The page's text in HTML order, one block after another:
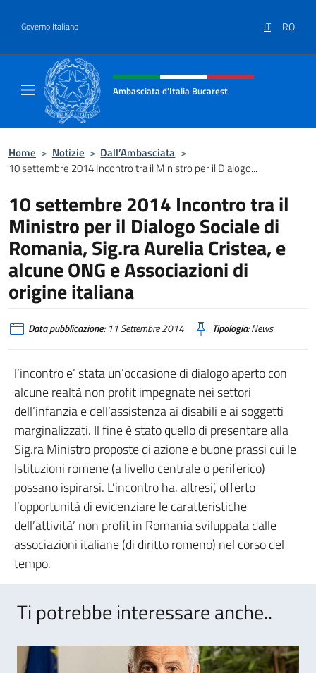
Governo Italiano IT RO
Intestazione sito, social e menù
Ambasciata d'Italia Bucarest
Home > Notizie > Dall’Ambasciata >
10 settembre 2014 Incontro tra il Ministro per il Dialogo...
10 settembre 2014 Incontro tra il
Ministro per il Dialogo Sociale di
Romania, Sig.ra Aurelia Cristea, e
alcune ONG e Associazioni di
origine italiana
Data pubblicazione:11 Settembre 2014 Tipologia:News
l’incontro e’ stata un’occasione di dialogo aperto con
alcune realtà non profit impegnate nei settori
dell’infanzia e dell’assistenza ai disabili e ai soggetti
marginalizzati. Il fine è stato quello di presentare alla
Sig.ra Ministro proposte di azione e buone prassi cui le
Istituzioni romene (a livello centrale o periferico)
possano ispirarsi. L’incontro ha, altresi’, offerto
l’opportunità di evidenziare le caratteristiche
dell’attività’ non profit in Romania sviluppata dalle
associazioni italiane (di diritto romeno) nel corso del
tempo.
Ti potrebbe interessare anche..